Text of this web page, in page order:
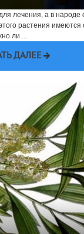
лечения, а в
растения
ли ...
ДАЛЕЕ